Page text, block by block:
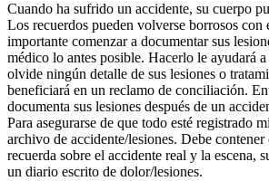
Cuando ha sufrido un accidente, su cuerpo
Los recuerdos pueden volverse borrosos con
importante comenzar a documentar sus
médico lo antes posible. Hacerlo le ayudará
olvide ningún detalle de sus lesiones o
beneficiará en un reclamo de conciliación.
documenta sus lesiones después de un
Para asegurarse de que todo esté registrado
archivo de accidente/lesiones. Debe contener
recuerda sobre el accidente real y la escena,
un diario escrito de dolor/lesiones.